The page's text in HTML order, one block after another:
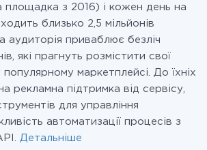
площадка з 2016) і кожен день на
близько 2,5 мільйонів
аудиторія приваблює безліч
які прагнуть розмістити свої
маркетплейсі. До їхніх
рекламна підтримка від сервісу,
для управління
автоматизації процесів з
Детальніше